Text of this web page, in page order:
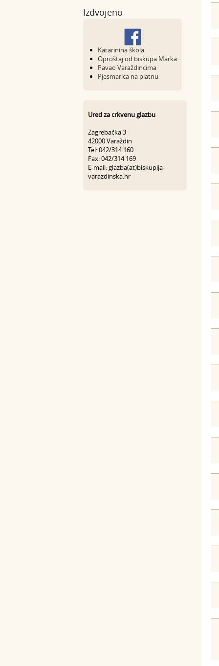
Izdvojeno
Katarinina škola
Oproštaj od biskupa Marka
Pavao Varaždincima
Pjesmarica na platnu
Ured za crkvenu glazbu
Zagrebačka 3
42000 Varaždin
Tel: 042/314 160
Fax: 042/314 169
E-mail: glazba(at)biskupija-
varazdinska.hr